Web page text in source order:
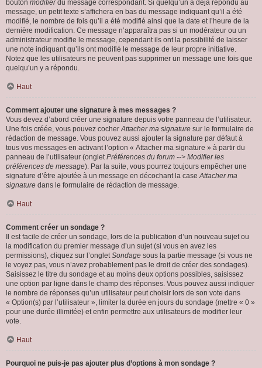
bouton modifierdu message correspondant. Si quelqu’un a déjà répondu au
message, un petit texte s’affichera en bas du message indiquant qu’il a été
modifié, le nombre de fois qu’il a été modifié ainsi que la date et l’heure de la
dernière modification. Ce message n’apparaîtra pas si un modérateur ou un
administrateur modifie le message, cependant ils ont la possibilité de laisser
une note indiquant qu’ils ont modifié le message de leur propre initiative.
Notez que les utilisateurs ne peuvent pas supprimer un message une fois que
quelqu’un y a répondu.
Haut
Comment ajouter une signature à mes messages ?
Vous devez d’abord créer une signature depuis votre panneau de l’utilisateur.
Une fois créée, vous pouvez cocherAttacher ma signature sur le formulaire de
rédaction de message. Vous pouvez aussi ajouter la signature par défaut à
tous vos messages en activant l’option « Attacher ma signature » à partir du
panneau de l’utilisateur (ongletPréférences du forum --> Modifier les
préférences de message). Par la suite, vous pourrez toujours empêcher une
signature d’être ajoutée à un message en décochant la caseAttacher ma
signature dans le formulaire de rédaction de message.
Haut
Comment créer un sondage ?
Il est facile de créer un sondage, lors de la publication d’un nouveau sujet ou
la modification du premier message d’un sujet (si vous en avez les
permissions), cliquez sur l’ongletSondage sous la partie message (si vous ne
le voyez pas, vous n’avez probablement pas le droit de créer des sondages).
Saisissez le titre du sondage et au moins deux options possibles, saisissez
une option par ligne dans le champ des réponses. Vous pouvez aussi indiquer
le nombre de réponses qu’un utilisateur peut choisir lors de son vote dans
« Option(s) par l’utilisateur », limiter la durée en jours du sondage (mettre « 0 »
pour une durée illimitée) et enfin permettre aux utilisateurs de modifier leur
vote.
Haut
Pourquoi ne puis-je pas ajouter plus d’options à mon sondage ?